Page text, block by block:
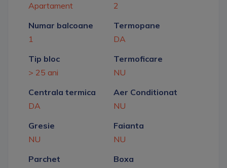
Apartament
2
Numar balcoane
1
Termopane
DA
Tip bloc
> 25 ani
Termoficare
NU
Centrala termica
DA
Aer Conditionat
NU
Gresie
NU
Faianta
NU
Parchet
Boxa